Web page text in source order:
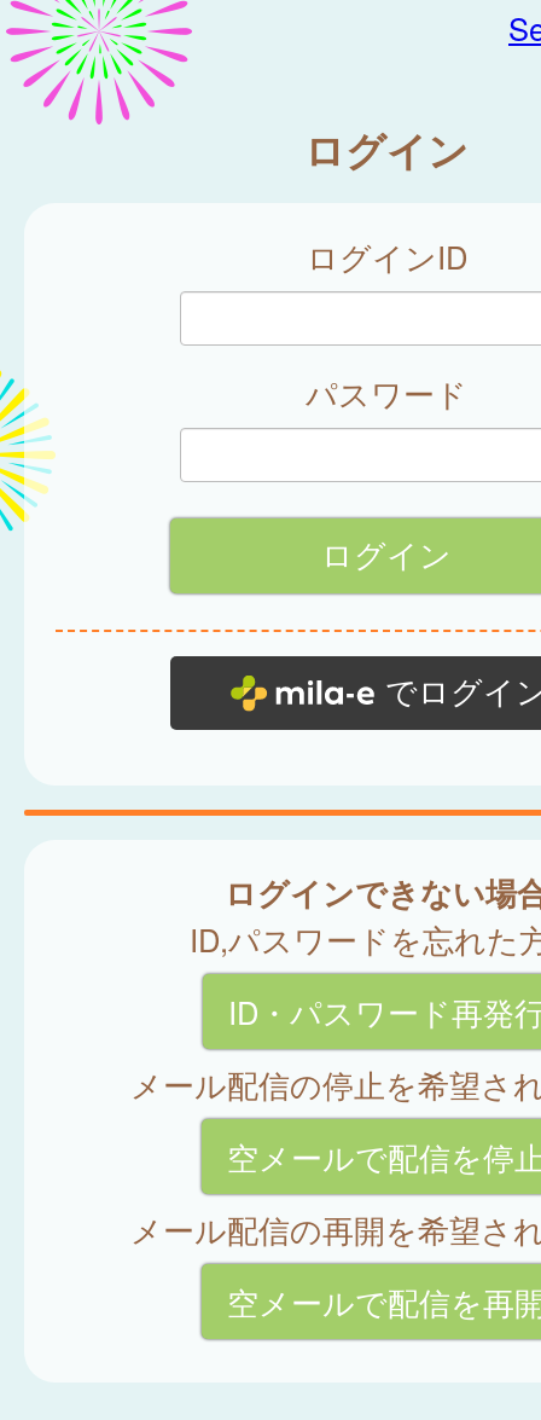
ログイン
ログインID
パスワード
でログイ
ログインできない場
ID,パスワードを忘れた
ID・パスワード再発
メール配信の停止を希望さ
空メールで配信を停
メール配信の再開を希望さ
空メールで配信を再